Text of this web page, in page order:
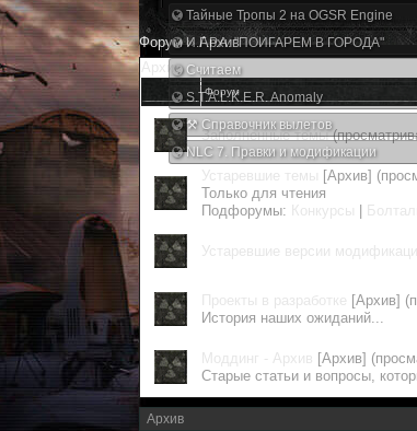
Тайные Тропы 2 на OGSR Engine
И.Г.Р.А. "ПОИГАРЕМ В ГОРОДА"
Считаем
S.T.A.L.K.E.R. Anomaly
⚒ Справочник вылетов
NLC 7. Правки и модификации
Форум » Архив
Архив
Форум
Заполненные темы
Устаревшие темы [Архив]
Только для чтения
Подфорумы: Конкурсы
Устаревшие версии
Проекты в разработке [Архив]
История наших ожиданий...
Моддинг - Архив [Архив]
Старые статьи и вопросы,